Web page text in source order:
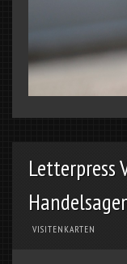
Letterpress
VISITENKARTEN